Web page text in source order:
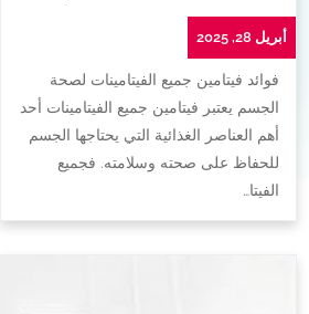
أبريل 28, 2025
فوائد فيتامين جميع الفيتامينات لصحة
الجسم يعتبر فيتامين جميع الفيتامينات أحد
أهم العناصر الغذائية التي يحتاجها الجسم
للحفاظ على صحته وسلامته. فجميع
الفيتا…